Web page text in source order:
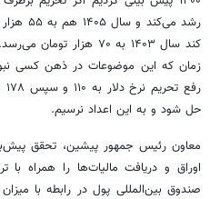
رشد
کند سال ۱۴۰۳ به ۷۰
حل شود و به این اعداد نرسیم.
معاون رئیس جمهور پیشین، تحقق
اوراق و دریافت مالیات‌ها را همراه
صندوق بین‌المللی پول در رابطه با